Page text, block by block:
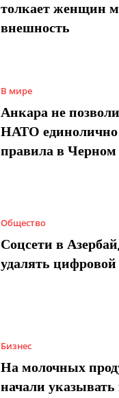
толкает женщин
внешность
В мире
Анкара не
НАТО единолично
правила в Черном
Общество
Соцсети в
удалять цифровой
Бизнес
На молочных
начали